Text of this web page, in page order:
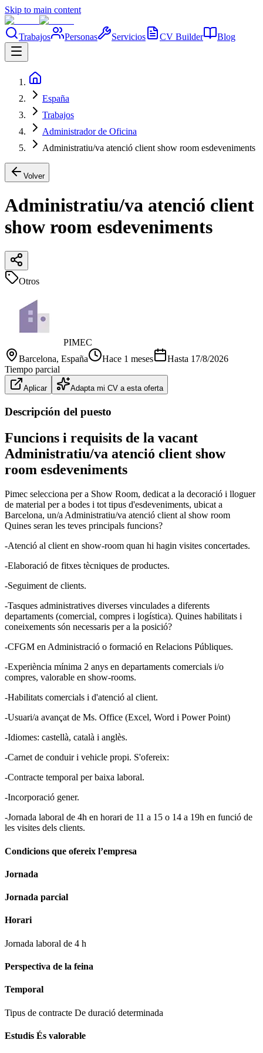
Skip to main content
Trabajos Personas Servicios CV Builder Blog
España
Trabajos
Administrador de Oficina
Administratiu/va atenció client show room esdeveniments
Volver
Administratiu/va atenció client
show room esdeveniments
Otros
PIMEC
Barcelona, España Hace 1 meses Hasta 17/8/2026
Tiempo parcial
Aplicar Adapta mi CV a esta oferta
Descripción del puesto
Funcions i requisits de la vacant
Administratiu/va atenció client show
room esdeveniments
Pimec selecciona per a Show Room, dedicat a la decoració i lloguer
de material per a bodes i tot tipus d'esdeveniments, ubicat a
Barcelona, un/a Administratiu/va atenció client al show room
Quines seran les teves principals funcions?
-Atenció al client en show-room quan hi hagin visites concertades.
-Elaboració de fitxes tècniques de productes.
-Seguiment de clients.
-Tasques administratives diverses vinculades a diferents
departaments (comercial, compres i logística). Quines habilitats i
coneixements són necessaris per a la posició?
-CFGM en Administració o formació en Relacions Públiques.
-Experiència mínima 2 anys en departaments comercials i/o
compres, valorable en show-rooms.
-Habilitats comercials i d'atenció al client.
-Usuari/a avançat de Ms. Office (Excel, Word i Power Point)
-Idiomes: castellà, català i anglès.
-Carnet de conduir i vehicle propi. S'ofereix:
-Contracte temporal per baixa laboral.
-Incorporació gener.
-Jornada laboral de 4h en horari de 11 a 15 o 14 a 19h en funció de
les visites dels clients.
Condicions que ofereix l’empresa
Jornada
Jornada parcial
Horari
Jornada laboral de 4 h
Perspectiva de la feina
Temporal
Tipus de contracte De duració determinada
Estudis És valorable